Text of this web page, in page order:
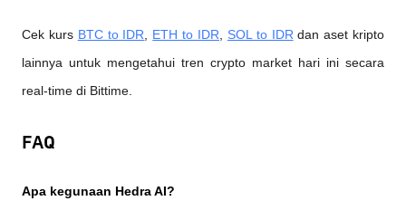
Cek kurs BTC to IDR ETH to IDR SOL to IDR dan aset kripto
lainnya untuk mengetahui tren crypto market hari ini secara
real-time di Bittime.
FAQ
Apa kegunaan Hedra AI?